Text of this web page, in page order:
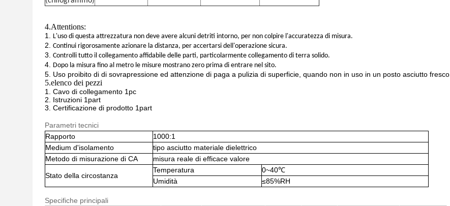
4.Attentions:
1. L'uso di questa attrezzatura non deve avere alcuni detriti intorno, per non colpire l'accuratezza di misura.
2. Continui rigorosamente azionare la distanza, per accertarsi dell'operazione sicura.
3. Controlli tutto il collegamento affidabile delle parti, particolarmente collegamento di terra solido.
4. Dopo la misura fino al metro le misure mostrano zero prima di entrare nel sito.
5. Uso proibito di di sovrapressione ed attenzione di paga a pulizia di superficie, quando non in uso in un posto asciutto fresco.
5.elenco dei pezzi
1. Cavo di collegamento 1pc
2. Istruzioni 1part
3. Certificazione di prodotto 1part
Parametri tecnici
Rapporto
1000:1
Medium d'isolamento
tipo asciutto materiale dielettrico
Metodo di misurazione di CA
misura reale di efficace valore
Stato della circostanza
Temperatura
0~40℃
Umidità
≤85%RH
Specifiche principali